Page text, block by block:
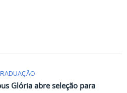
Glória abre seleção para